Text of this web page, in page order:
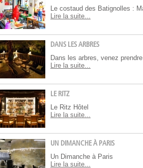
Le costaud des Batignolles :
Lire la suite...
DANS LES ARBRES
Dans les arbres, venez
Lire la suite...
LE RITZ
Le Ritz Hôtel
Lire la suite...
UN DIMANCHE À PARIS
Un Dimanche à Paris
Lire la suite...